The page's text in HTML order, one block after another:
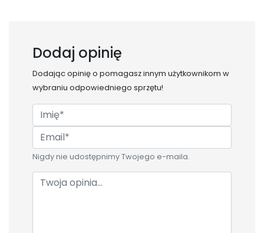
Dodaj opinię
Dodając opinię o pomagasz innym użytkownikom w
wybraniu odpowiedniego sprzętu!
Nigdy nie udostępnimy Twojego e-maila.